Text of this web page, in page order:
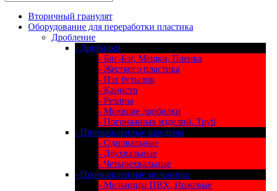
Вторичный гранулят
Оборудование для переработки пластика
Дробление
- Дробилки
- Биг-Бэг, Мешки, Пленка
- Жесткого пластика
- Пэт бутылок
- Канистр
- Резины
- Моющие дробилки
- Погонажных изделий, Труб
- Промышленные шредеры
- Одновальные
- Двухвальные
- Четырехвальные
- Промышленные мельницы
- Мельницы ПВХ, Ножевые